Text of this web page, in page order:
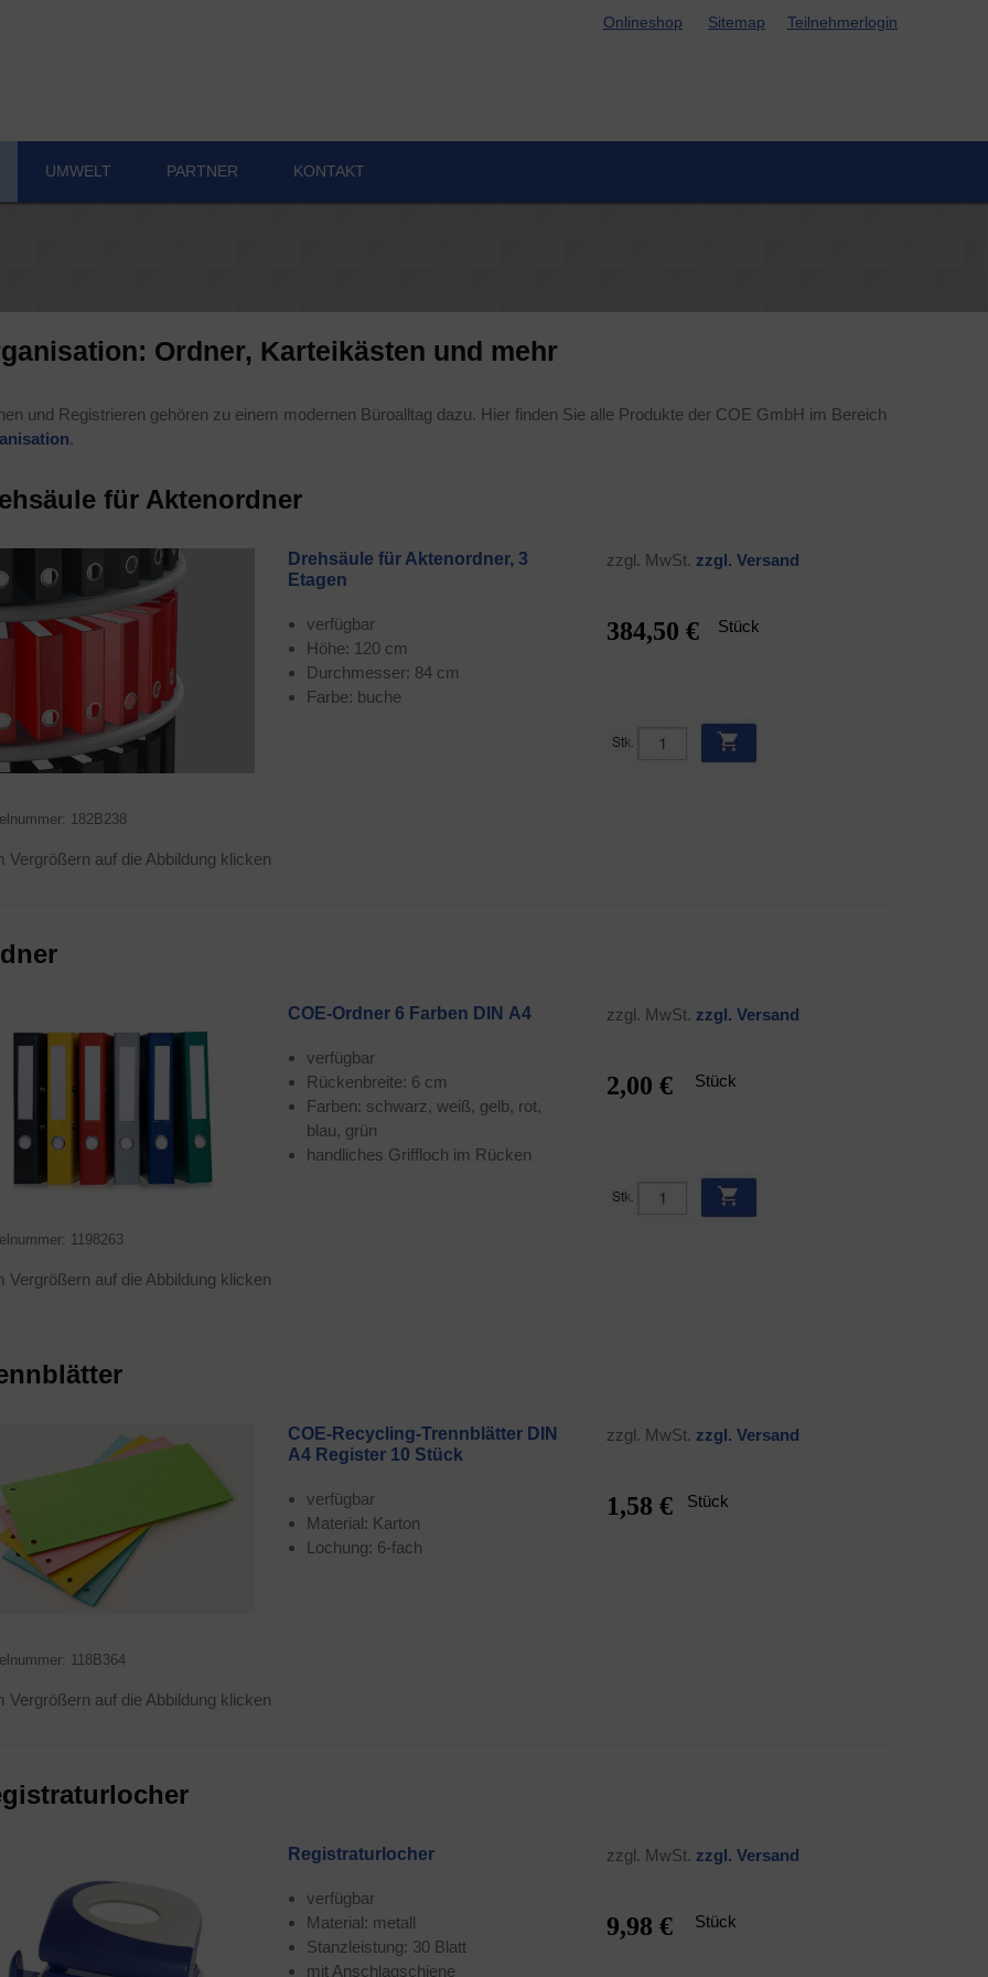
Online­shop Site­map Teil­neh­mer­lo­g­in
UMWELT PART­NER KON­TAKT
Ord­ner, Kar­tei­käs­ten und mehr
und Regis­trie­ren gehö­ren zu einem moder­nen Büro­all­tag dazu. Hier fin­den Sie alle Pro­duk­te der COE GmbH im Bereich
.
für Aktenordner
182B238
Dreh­säu­le für Akten­ord­ner, 3
Etagen
ver­füg­bar
Höhe: 120 cm
Durch­mes­ser: 84 cm
Far­be: buche
zzgl. MwSt. zzgl. Ver­sand
384,50 € Stück
Ver­grö­ßern auf die Abbil­dung klicken
1198263
COE-Ord­ner 6 Far­ben DIN A4
ver­füg­bar
Rücken­brei­te: 6 cm
Far­ben: schwarz, weiß, gelb, rot,
blau, grün
hand­li­ches Griff­loch im Rücken
zzgl. MwSt. zzgl. Ver­sand
2,00 € Stück
Ver­grö­ßern auf die Abbil­dung klicken
118B364
COE-Recy­cling-Trenn­blät­ter DIN
A4 Regis­ter 10 Stück
ver­füg­bar
Mate­ri­al: Karton
Lochung: 6‑fach
zzgl. MwSt. zzgl. Ver­sand
1,58 € Stück
Ver­grö­ßern auf die Abbil­dung klicken
Regis­tra­tur­lo­cher
ver­füg­bar
Mate­ri­al: metall
Stanz­leis­tung: 30 Blatt
mit Anschlag­schie­ne
zzgl. MwSt. zzgl. Ver­sand
9,98 € Stück